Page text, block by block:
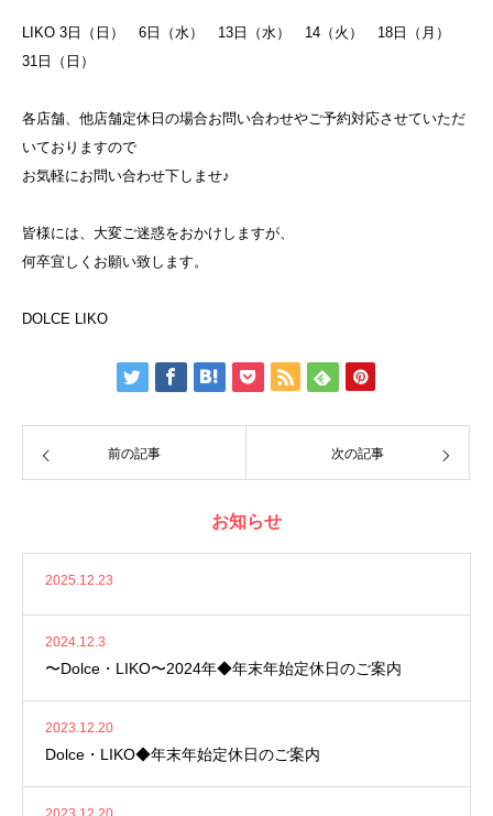
LIKO 3日（日） 6日（水） 13日（水） 14（火） 18日（月）
31日（日）
各店舗、他店舗定休日の場合お問い合わせやご予約対応させていただ
いておりますので
お気軽にお問い合わせ下しませ♪
皆様には、大変ご迷惑をおかけしますが、
何卒宜しくお願い致します。
DOLCE LIKO
前の記事 次の記事
お知らせ
2025.12.23
2024.12.3
〜Dolce・LIKO〜2024年◆年末年始定休日のご案内
2023.12.20
Dolce・LIKO◆年末年始定休日のご案内